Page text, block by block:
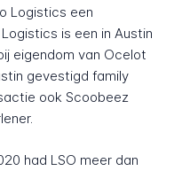
Logistics een
is een in Austin
eigendom van Ocelot
gevestigd family
ook Scoobeez
had LSO meer dan